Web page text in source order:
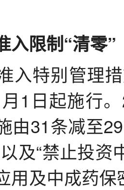
入限制“清零”
入特别管理
1日起施行
由31条减至
及“禁止投
用及中成药